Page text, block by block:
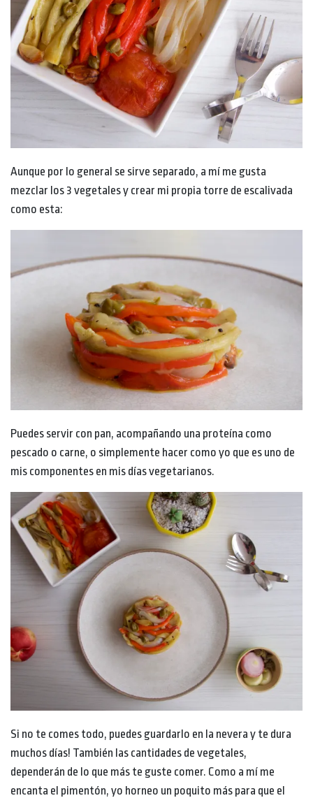
Aunque por lo general se sirve separado, a mí me gusta
mezclar los 3 vegetales y crear mi propia torre de escalivada
como esta:
Puedes servir con pan, acompañando una proteína como
pescado o carne, o simplemente hacer como yo que es uno de
mis componentes en mis días vegetarianos.
Si no te comes todo, puedes guardarlo en la nevera y te dura
muchos días! También las cantidades de vegetales,
dependerán de lo que más te guste comer. Como a mí me
encanta el pimentón, yo horneo un poquito más para que el